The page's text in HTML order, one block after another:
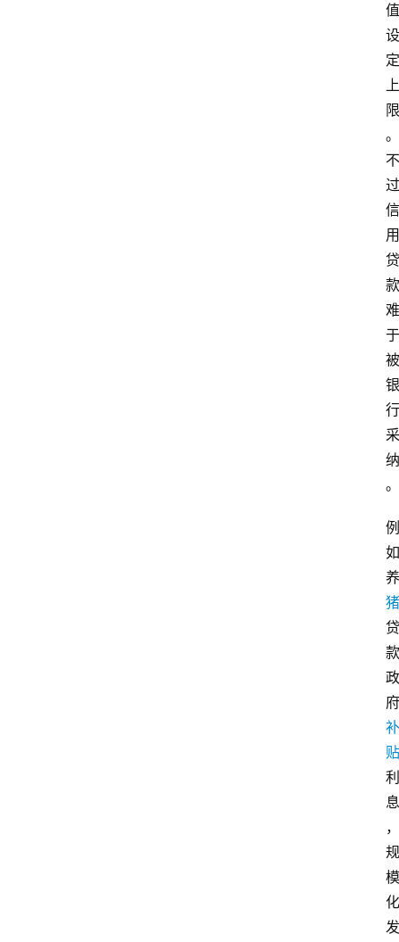
值
设
定
上
限
。
不
过
信
用
贷
款
难
于
被
银
行
采
纳
。
例
如
养
猪
贷
款
政
府
补
贴
利
息
，
规
模
化
发